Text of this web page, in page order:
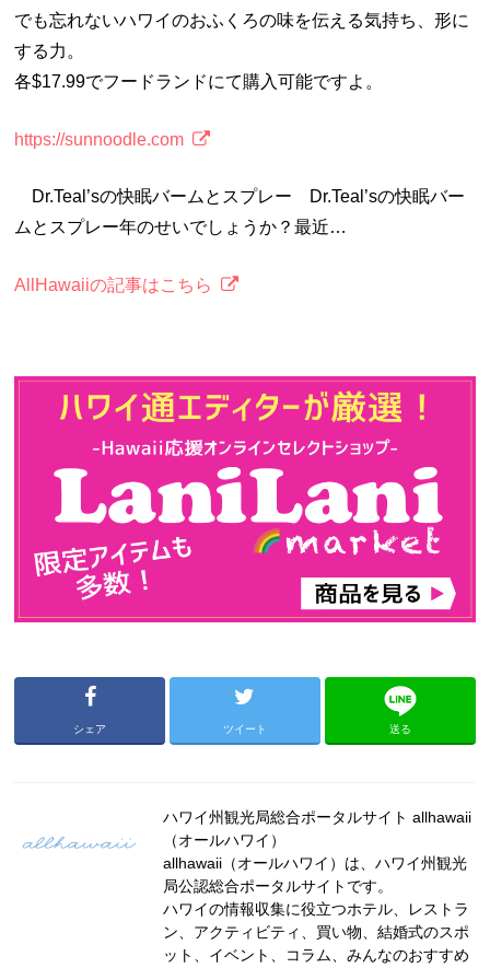
でも忘れないハワイのおふくろの味を伝える気持ち、形に
する力。
各$17.99でフードランドにて購入可能ですよ。
https://sunnoodle.com
Dr.Teal’sの快眠バームとスプレー Dr.Teal’sの快眠バー
ムとスプレー年のせいでしょうか？最近…
AllHawaiiの記事はこちら
シェア ツイート 送る
ハワイ州観光局総合ポータルサイト allhawaii
（オールハワイ）
allhawaii（オールハワイ）は、ハワイ州観光
局公認総合ポータルサイトです。
ハワイの情報収集に役立つホテル、レストラ
ン、アクティビティ、買い物、結婚式のスポ
ット、イベント、コラム、みんなのおすすめ